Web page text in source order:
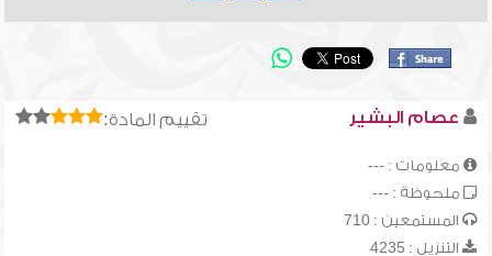
تقييم المادة: عصام البشير
معلومات : ---
ملحوظة : ---
المستمعين : 710
التنزيل : 4235